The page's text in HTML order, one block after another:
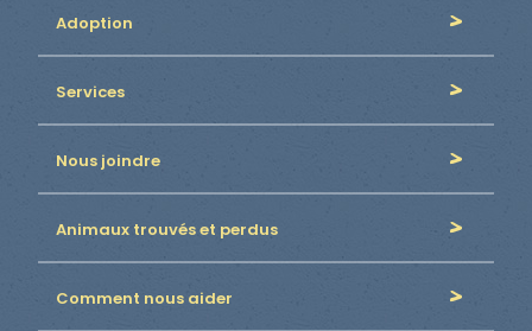
Adoption
Services
Nous joindre
Animaux trouvés et perdus
Comment nous aider